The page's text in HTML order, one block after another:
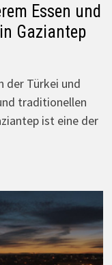
Essen und
Gaziantep
der Türkei und
traditionellen
ist eine der